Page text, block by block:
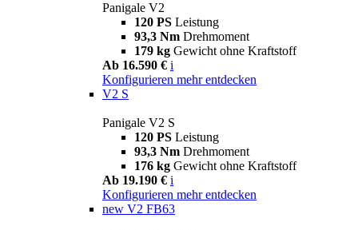
Panigale V2
120 PS Leistung
93,3 Nm Drehmoment
179 kg Gewicht ohne Kraftstoff
Ab 16.590 € i
Konfigurieren mehr entdecken
V2 S
Panigale V2 S
120 PS Leistung
93,3 Nm Drehmoment
176 kg Gewicht ohne Kraftstoff
Ab 19.190 € i
Konfigurieren mehr entdecken
new V2 FB63